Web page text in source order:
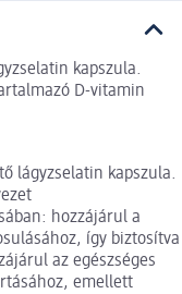
kapszula.
D-vitamin
lágyzselatin kapszula.
hozzájárul a
így biztosítva
az egészséges
emellett